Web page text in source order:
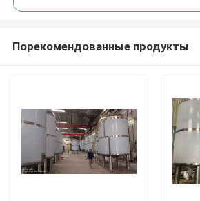
Порекомендованные продукты